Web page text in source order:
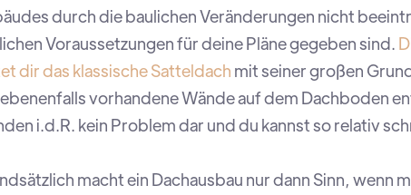
durch die baulichen Veränderungen nicht
Voraussetzungen für deine Pläne gegeben sind.
dir das klassische Satteldach mit seiner großen
vorhandene Wände auf dem Dachboden
i.d.R. kein Problem dar und du kannst so relativ
macht ein Dachausbau nur dann Sinn, wenn